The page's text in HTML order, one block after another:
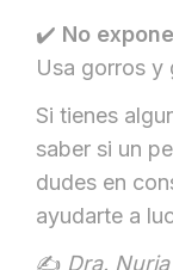
✔️ No
Usa gorros y
Si tienes
saber si un
dudes en
ayudarte a
✍️ Dra.